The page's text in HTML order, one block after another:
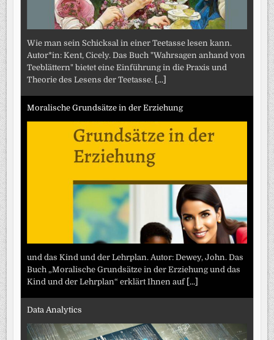
Wie man sein Schicksal in einer Teetasse lesen kann.
Autor*in: Kent, Cicely. Das Buch "Wahrsagen anhand von
Teeblättern" bietet eine Einführung in die Praxis und
Theorie des Lesens der Teetasse.
[...]
Moralische Grundsätze in der Erziehung
und das Kind und der Lehrplan. Autor: Dewey, John. Das
Buch „Moralische Grundsätze in der Erziehung und das
Kind und der Lehrplan“ erklärt Ihnen auf [...]
Data Analytics